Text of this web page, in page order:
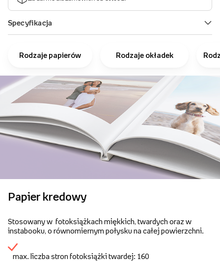
Rodzaje papierów Rodzaje okładek
Papier kredowy
Stosowany w fotoksiążkach miękkich, twardych oraz w
instabooku, o równomiernym połysku na całej powierzchni.
max. liczba stron fotoksiążki twardej: 160